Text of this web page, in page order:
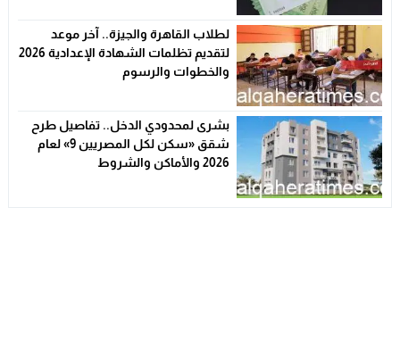
لطلاب القاهرة والجيزة.. آخر موعد
لتقديم تظلمات الشهادة الإعدادية 2026
والخطوات والرسوم
بشرى لمحدودي الدخل.. تفاصيل طرح
شقق «سكن لكل المصريين 9» لعام
2026 والأماكن والشروط